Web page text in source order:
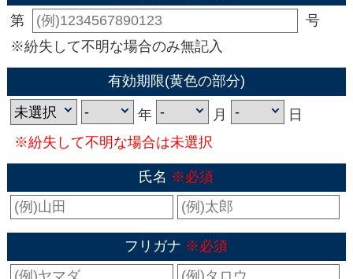
第
号
※紛失して不明な場合のみ無記入
有効期限(黄色の部分)
年 月
日
※紛失して不明な場合は未選択
氏名 ※必須
フリガナ ※必須